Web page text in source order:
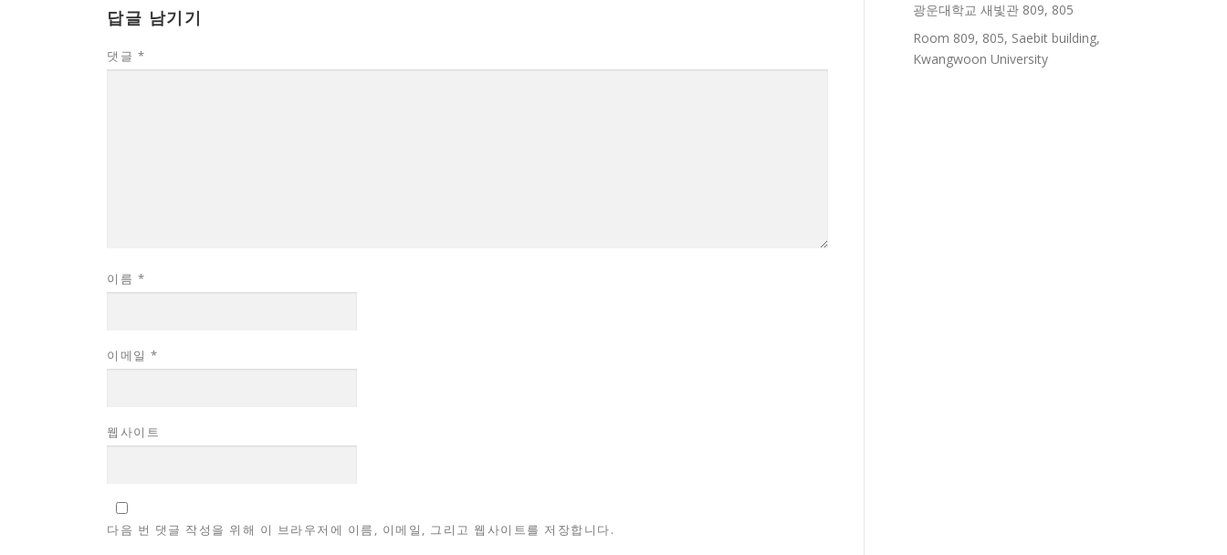
답글 남기기
댓글 *
이름 *
이메일 *
웹사이트
다음 번 댓글 작성을 위해 이 브라우저에 이름, 이메일, 그리고 웹사이트를 저장합니다.
광운대학교 새빛관 809, 805
Room 809, 805, Saebit building,
Kwangwoon University